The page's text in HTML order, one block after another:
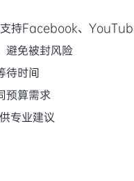
持Facebook、
避免被封风险
待时间
预算需求
专业建议